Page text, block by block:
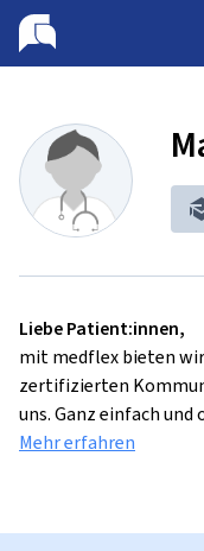
Liebe Patient:innen,
mit medflex bieten
zertifizierten
uns. Ganz einfach und
Mehr erfahren